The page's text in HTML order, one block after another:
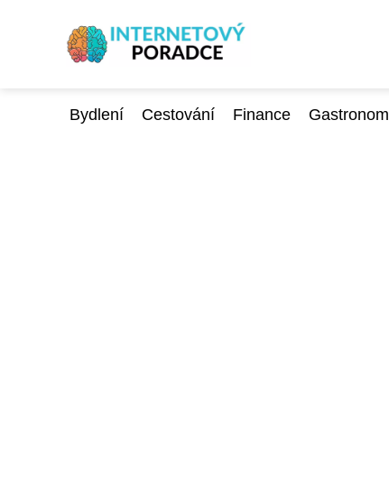
Bydlení Cestování Finance